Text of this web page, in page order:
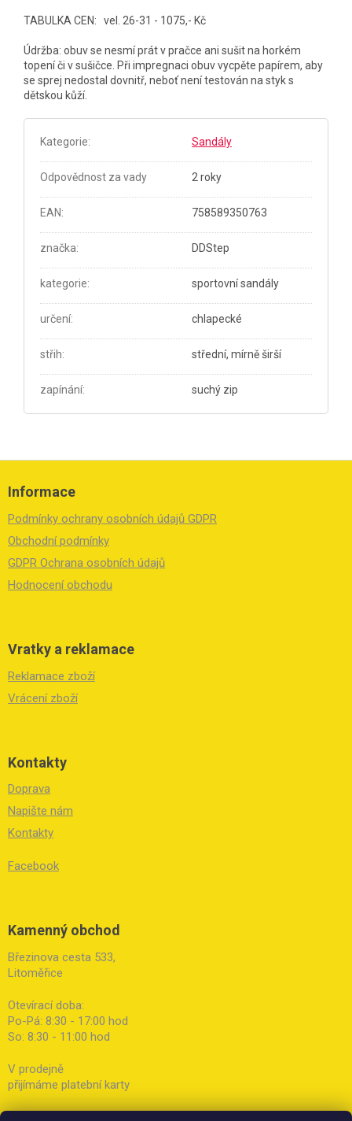
TABULKA CEN: vel. 26-31 - 1075,- Kč
Údržba: obuv se nesmí prát v pračce ani sušit na horkém
topení či v sušičce. Při impregnaci obuv vycpěte papírem, aby
se sprej nedostal dovnitř, neboť není testován na styk s
dětskou kůží.
Kategorie: Sandály
Odpovědnost za vady 2 roky
EAN: 758589350763
značka: DDStep
kategorie: sportovní sandály
určení: chlapecké
střih: střední, mírně širší
zapínání: suchý zip
Z
Informace
Podmínky ochrany osobních údajů GDPR
Obchodní podmínky
GDPR Ochrana osobních údajů
Hodnocení obchodu
Vratky a reklamace
Reklamace zboží
Vrácení zboží
Kontakty
Doprava
Napište nám
Kontakty
Facebook
Kamenný obchod
Březinova cesta 533,
Litoměřice
Otevírací doba:
Po-Pá: 8:30 - 17:00 hod
So: 8:30 - 11:00 hod
V prodejně
přijímáme platební karty